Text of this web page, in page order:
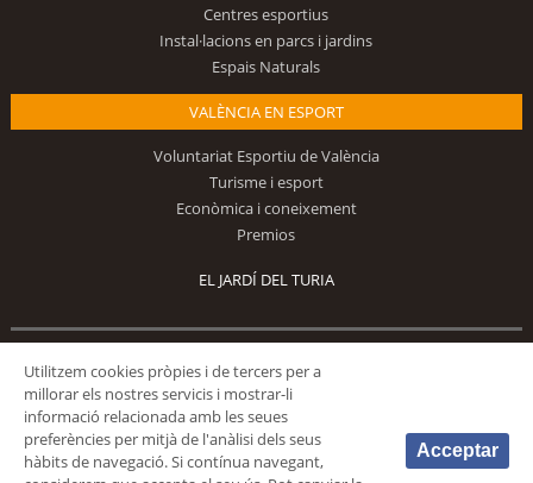
Centres esportius
Instal·lacions en parcs i jardins
Espais Naturals
VALÈNCIA EN ESPORT
Voluntariat Esportiu de València
Turisme i esport
Econòmica i coneixement
Premios
EL JARDÍ DEL TURIA
Utilitzem cookies pròpies i de tercers per a
millorar els nostres servicis i mostrar-li
informació relacionada amb les seues
preferències per mitjà de l'anàlisi dels seus
hàbits de navegació. Si contínua navegant,
Acceptar